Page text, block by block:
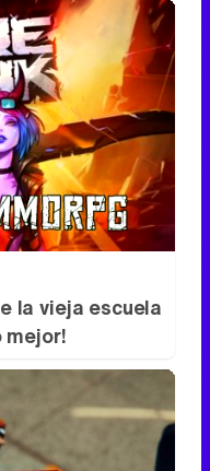
la vieja escuela
mejor!